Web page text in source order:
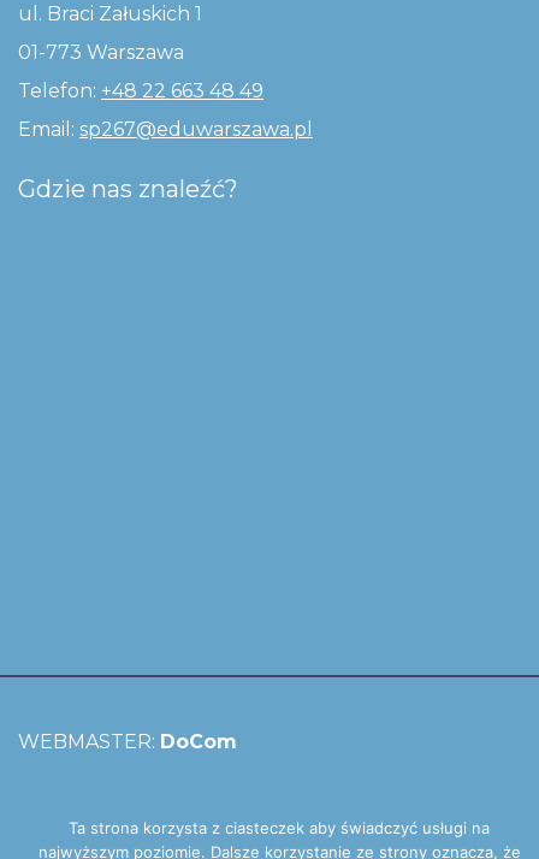
ul. Braci Załuskich 1
01-773 Warszawa
Telefon: +48 22 663 48 49
Email: sp267@eduwarszawa.pl
Gdzie nas znaleźć?
WEBMASTER: DoCom
Ta strona korzysta z ciasteczek aby świadczyć usługi na
najwyższym poziomie. Dalsze korzystanie ze strony oznacza, że